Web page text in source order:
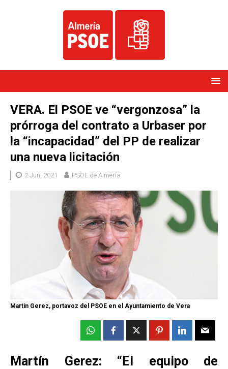
VERA. El PSOE ve “vergonzosa” la
prórroga del contrato a Urbaser por
la “incapacidad” del PP de realizar
una nueva licitación
2 Jun, 2021 PSOE de Almería
Martín Gerez, portavoz del PSOE en el Ayuntamiento de Vera
Martín Gerez: “El equipo de